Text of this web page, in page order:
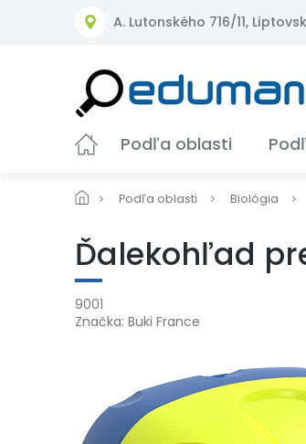
A. Lutonského 716/11,
Podľa oblasti
Podľa oblasti Biológia
Ďalekohľad
9001
Značka: Buki France